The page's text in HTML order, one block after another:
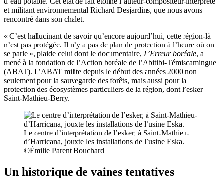
et militant environnemental Richard Desjardins, que nous avons
rencontré dans son chalet.
« C’est hallucinant de savoir qu’encore aujourd’hui, cette région-là
n’est pas protégée. Il n’y a pas de plan de protection à l’heure où on
se parle », plaide celui dont le documentaire, L’Erreur boréale, a
mené à la fondation de l’Action boréale de l’Abitibi-Témiscamingue
(ABAT). L’ABAT milite depuis le début des années 2000 non
seulement pour la sauvegarde des forêts, mais aussi pour la
protection des écosystèmes particuliers de la région, dont l’esker
Saint-Mathieu-Berry.
Le centre d’interprétation de l’esker, à Saint-Mathieu-
d’Harricana, jouxte les installations de l’usine Eska.
©Émilie Parent Bouchard
Un historique de vaines tentatives